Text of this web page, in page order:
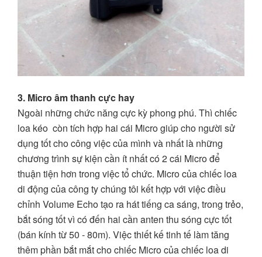
3. Micro âm thanh cực hay
Ngoài những chức năng cực kỳ phong phú. Thì chiếc
loa kéo còn tích hợp hai cái Micro giúp cho người sử
dụng tốt cho công việc của mình và nhất là những
chương trình sự kiện cần ít nhất có 2 cái Micro để
thuận tiện hơn trong việc tổ chức. Micro của chiếc loa
di động của công ty chúng tôi kết hợp với việc điều
chỉnh Volume Echo tạo ra hát tiếng ca sáng, trong trẻo,
bắt sóng tốt vì có đến hai cần anten thu sóng cực tốt
(bán kính từ 50 - 80m). Việc thiết kế tinh tế làm tăng
thêm phần bắt mắt cho chiếc Micro của chiếc loa di